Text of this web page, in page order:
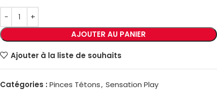
AJOUTER AU PANIER
Ajouter à la liste de souhaits
Catégories : Pinces Tétons, Sensation Play